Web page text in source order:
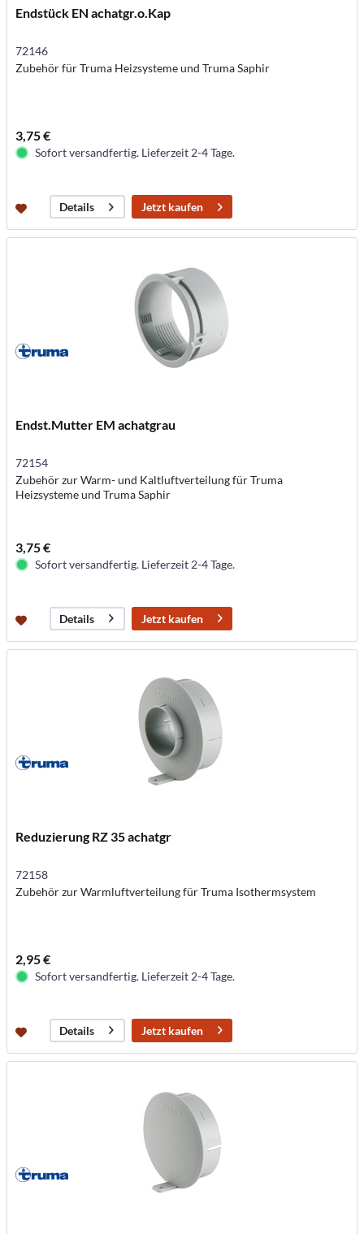
Endstück EN achatgr.o.Kap
72146
Zubehör für Truma Heizsysteme und Truma Saphir
3,75 €
Sofort versandfertig. Lieferzeit 2-4 Tage.
Details Jetzt kaufen
Endst.Mutter EM achatgrau
72154
Zubehör zur Warm- und Kaltluftverteilung für Truma
Heizsysteme und Truma Saphir
3,75 €
Sofort versandfertig. Lieferzeit 2-4 Tage.
Details Jetzt kaufen
Reduzierung RZ 35 achatgr
72158
Zubehör zur Warmluftverteilung für Truma Isothermsystem
2,95 €
Sofort versandfertig. Lieferzeit 2-4 Tage.
Details Jetzt kaufen